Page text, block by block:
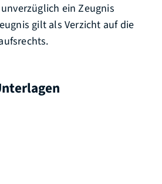
ein Zeugnis
gilt als Verzicht auf die